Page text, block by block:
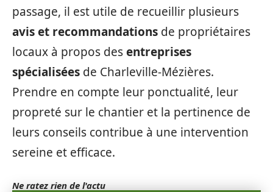
passage, il est utile de recueillir plusieurs
avis et recommandations de propriétaires
locaux à propos desentreprises
spécialisées de Charleville-Mézières.
Prendre en compte leur ponctualité, leur
propreté sur le chantier et la pertinence de
leurs conseils contribue à une intervention
sereine et efficace.
Ne ratez rien de l'actu